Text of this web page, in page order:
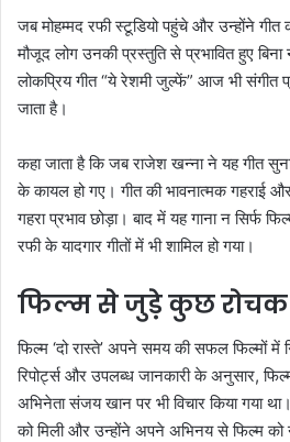
जब मोहम्मद रफी स्टूडियो पहुंचे और उन्होंने गीत
मौजूद लोग उनकी प्रस्तुति से प्रभावित हुए
लोकप्रिय गीत “ये रेशमी जुल्फें” आज भी संगीत
जाता है।
कहा जाता है कि जब राजेश खन्ना ने यह गीत
के कायल हो गए। गीत की भावनात्मक गहराई
गहरा प्रभाव छोड़ा। बाद में यह गाना न सिर्फ
रफी के यादगार गीतों में भी शामिल हो गया।
फिल्म से जुड़े कुछ रोचक
फिल्म ‘दो रास्ते’ अपने समय की सफल फिल्मों में
रिपोर्ट्स और उपलब्ध जानकारी के अनुसार,
अभिनेता संजय खान पर भी विचार किया गया
को मिली और उन्होंने अपने अभिनय से फिल्म को